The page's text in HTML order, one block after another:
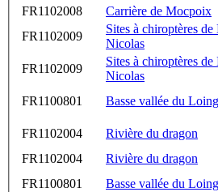
FR1102008
Carrière de Mocpoix
FR1102009
Sites à chiroptères
Nicolas
FR1102009
Sites à chiroptères
Nicolas
FR1100801 Basse vallée du Loing
FR1102004 Rivière du dragon
FR1102004
Rivière du dragon
FR1100801
Basse vallée du Loing